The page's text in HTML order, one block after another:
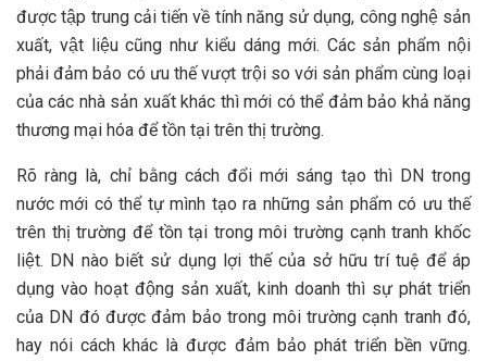
được tập trung cải tiến về tính năng sử dụng, công nghệ sản
xuất, vật liệu cũng như kiểu dáng mới. Các sản phẩm nội
phải đảm bảo có ưu thế vượt trội so với sản phẩm cùng loại
của các nhà sản xuất khác thì mới có thể đảm bảo khả năng
thương mại hóa để tồn tại trên thị trường.
Rõ ràng là, chỉ bằng cách đổi mới sáng tạo thì DN trong
nước mới có thể tự mình tạo ra những sản phẩm có ưu thế
trên thị trường để tồn tại trong môi trường cạnh tranh khốc
liệt. DN nào biết sử dụng lợi thế của sở hữu trí tuệ để áp
dụng vào hoạt động sản xuất, kinh doanh thì sự phát triển
của DN đó được đảm bảo trong môi trường cạnh tranh đó,
hay nói cách khác là được đảm bảo phát triển bền vững.